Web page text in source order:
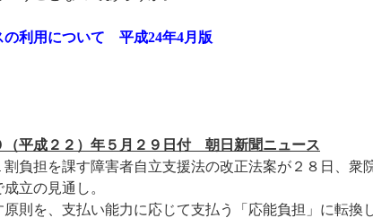
の利用について 平成24年4月版
成２２）年５月２９日付 朝日新聞ニュース
負担を課す障害者自立支援法の改正法案が２８日、衆
立の見通し。
則を、支払い能力に応じて支払う「応能負担」に転換